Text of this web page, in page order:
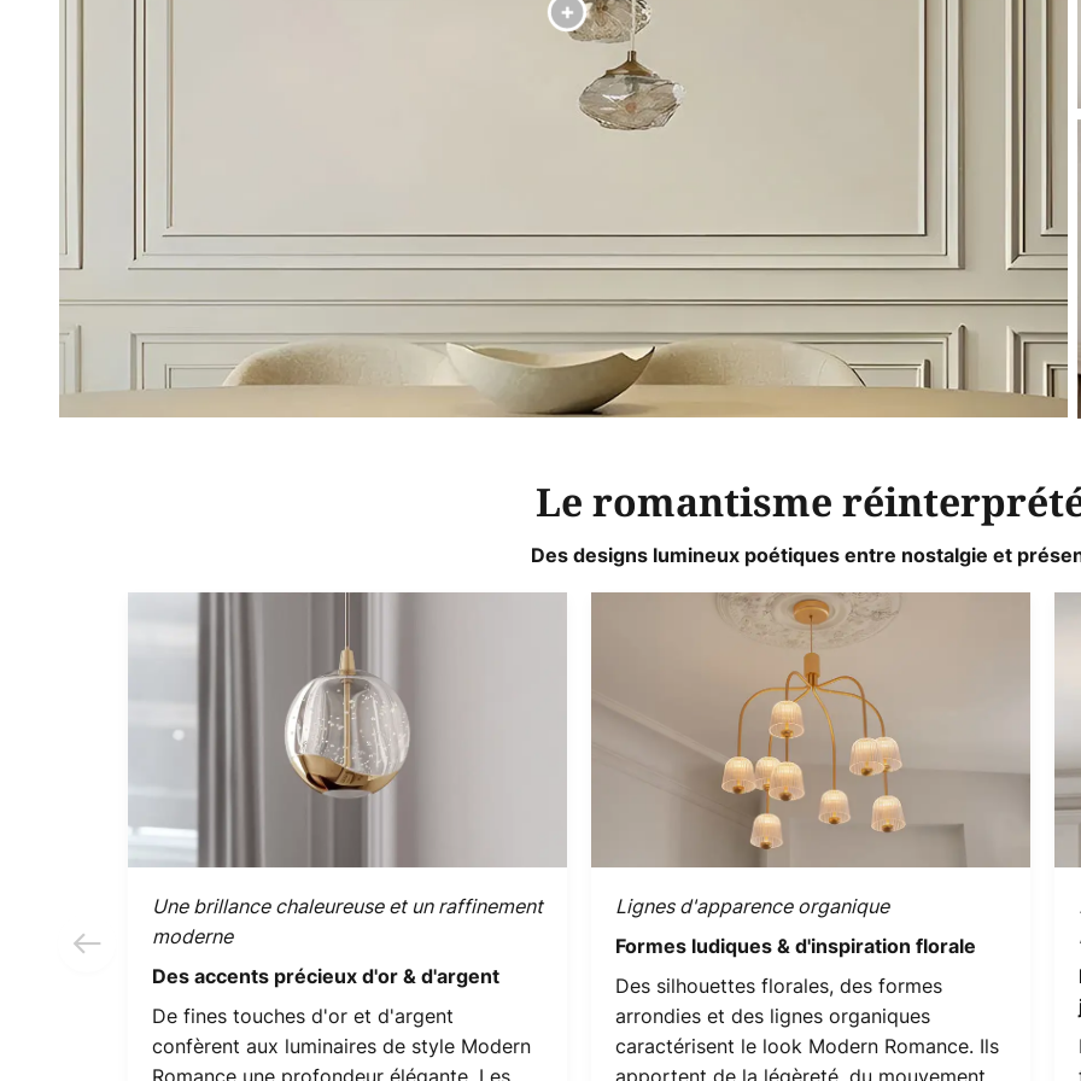
Le romantisme
Des designs lumineux poétiques entre nostalgie et
Une brillance chaleureuse et un raffinement
moderne
Des accents précieux d'or & d'argent
De fines touches d'or et d'argent
confèrent aux luminaires de style Modern
Lignes d'apparence organique
Formes ludiques & d'inspiration florale
Des silhouettes florales, des formes
arrondies et des lignes organiques
caractérisent le look Modern Romance. Ils